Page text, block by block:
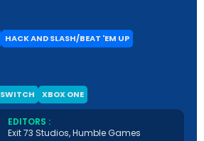
HACK AND SLASH/BEAT 'EM UP
SWITCH XBOX ONE
EDITORS :
Exit 73 Studios, Humble Games